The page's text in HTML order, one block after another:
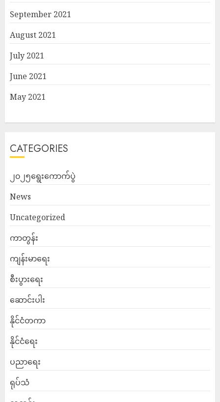
September 2021
August 2021
July 2021
June 2021
May 2021
CATEGORIES
၂၀၂၅ရွေးကောက်ပွဲ
News
Uncategorized
ကာတွန်း
ကျန်းမာရေး
စီးပွားရေး
ဆောင်းပါး
နိုင်ငံတကာ
နိုင်ငံရေး
ပညာရေး
ရုပ်သံ